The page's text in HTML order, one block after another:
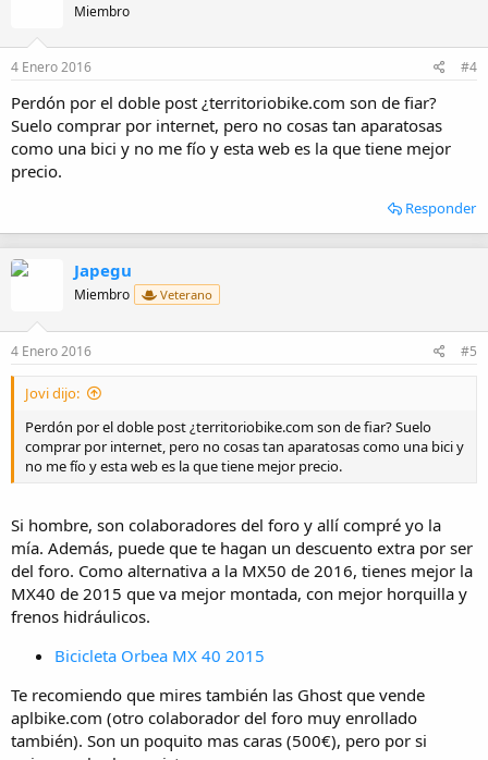
n
s
Miembro
4 Enero 2016 #4
Perdón por el doble post ¿territoriobike.com son de fiar?
Suelo comprar por internet, pero no cosas tan aparatosas
como una bici y no me fío y esta web es la que tiene mejor
precio.
Responder
Japegu
Miembro Veterano
4 Enero 2016 #5
Jovi dijo:
Perdón por el doble post ¿territoriobike.com son de fiar? Suelo
comprar por internet, pero no cosas tan aparatosas como una bici y
no me fío y esta web es la que tiene mejor precio.
Si hombre, son colaboradores del foro y allí compré yo la
mía. Además, puede que te hagan un descuento extra por ser
del foro. Como alternativa a la MX50 de 2016, tienes mejor la
MX40 de 2015 que va mejor montada, con mejor horquilla y
frenos hidráulicos.
Bicicleta Orbea MX 40 2015
Te recomiendo que mires también las Ghost que vende
aplbike.com (otro colaborador del foro muy enrollado
también). Son un poquito mas caras (500€), pero por si